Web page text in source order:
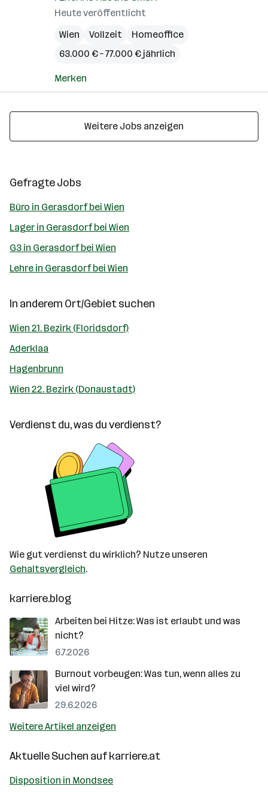
Heute veröffentlicht
Wien
Vollzeit
Homeoffice
63.000 € – 77.000 € jährlich
Merken
Weitere Jobs anzeigen
Gefragte Jobs
Büro in Gerasdorf bei Wien
Lager in Gerasdorf bei Wien
G3 in Gerasdorf bei Wien
Lehre in Gerasdorf bei Wien
In anderem Ort/Gebiet suchen
Wien 21. Bezirk (Floridsdorf)
Aderklaa
Hagenbrunn
Wien 22. Bezirk (Donaustadt)
Verdienst du, was du verdienst?
Wie gut verdienst du wirklich? Nutze unseren
Gehaltsvergleich.
karriere.blog
Arbeiten bei Hitze: Was ist erlaubt und was
nicht?
6.7.2026
Burnout vorbeugen: Was tun, wenn alles zu
viel wird?
29.6.2026
Weitere Artikel anzeigen
Aktuelle Suchen aufkarriere.at
Disposition in Mondsee